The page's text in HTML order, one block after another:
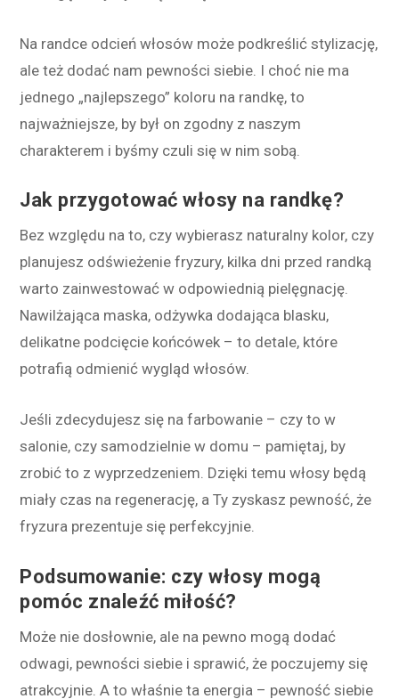
Na randce odcień włosów może podkreślić stylizację,
ale też dodać nam pewności siebie. I choć nie ma
jednego „najlepszego” koloru na randkę, to
najważniejsze, by był on zgodny z naszym
charakterem i byśmy czuli się w nim sobą.
Jak przygotować włosy na randkę?
Bez względu na to, czy wybierasz naturalny kolor, czy
planujesz odświeżenie fryzury, kilka dni przed randką
warto zainwestować w odpowiednią pielęgnację.
Nawilżająca maska, odżywka dodająca blasku,
delikatne podcięcie końcówek – to detale, które
potrafią odmienić wygląd włosów.
Jeśli zdecydujesz się na farbowanie – czy to w
salonie, czy samodzielnie w domu – pamiętaj, by
zrobić to z wyprzedzeniem. Dzięki temu włosy będą
miały czas na regenerację, a Ty zyskasz pewność, że
fryzura prezentuje się perfekcyjnie.
Podsumowanie: czy włosy mogą
pomóc znaleźć miłość?
Może nie dosłownie, ale na pewno mogą dodać
odwagi, pewności siebie i sprawić, że poczujemy się
atrakcyjnie. A to właśnie ta energia – pewność siebie